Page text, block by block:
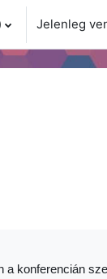
váltása
Jelenleg
konferencián